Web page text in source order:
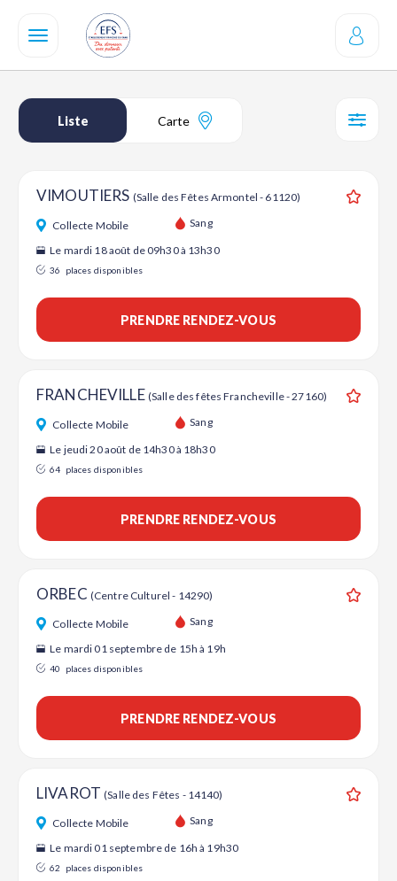
contenu
Liste Carte
VIMOUTIERS (Salle des Fêtes Armontel - 61120)
Collecte Mobile Sang
Le mardi 18 août de 09h30 à 13h30
36 places disponibles
PRENDRE RENDEZ-VOUS
FRANCHEVILLE (Salle des fêtes Francheville - 27160)
Collecte Mobile Sang
Le jeudi 20 août de 14h30 à 18h30
64 places disponibles
PRENDRE RENDEZ-VOUS
ORBEC (Centre Culturel - 14290)
Collecte Mobile Sang
Le mardi 01 septembre de 15h à 19h
40 places disponibles
PRENDRE RENDEZ-VOUS
LIVAROT(Salle des Fêtes - 14140)
Collecte Mobile Sang
Le mardi 01 septembre de 16h à 19h30
62 places disponibles